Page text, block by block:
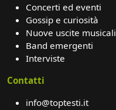
Concerti ed eventi
Gossip e curiosità
Nuove uscite musicali
Band emergenti
Interviste
Contatti
info@toptesti.it